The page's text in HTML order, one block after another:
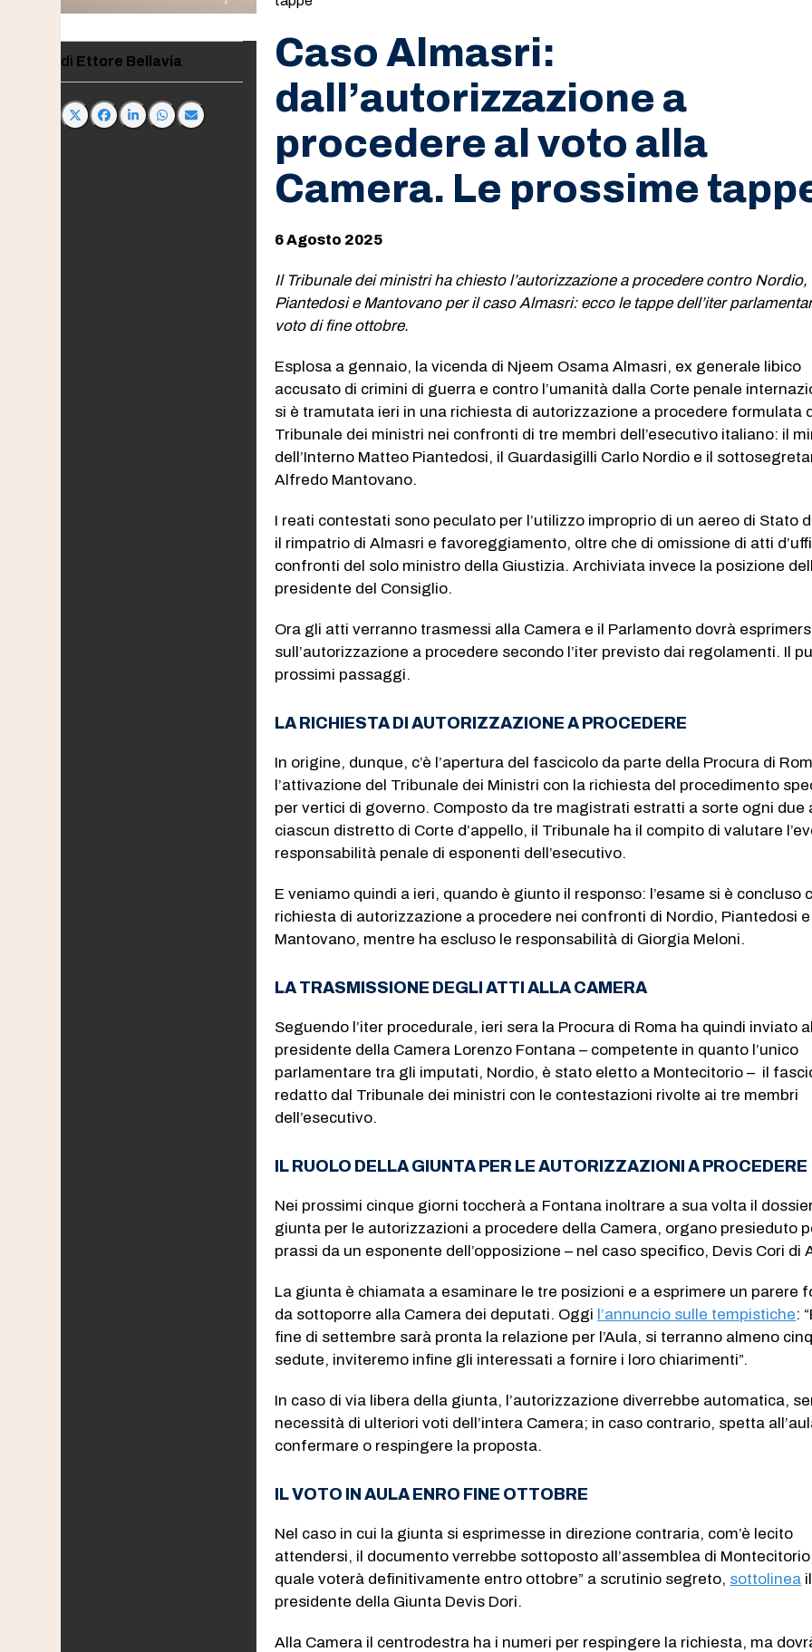
Ettore Bellavia
Caso Almasri:
dall’autorizzazione a
procedere al voto alla
Camera. Le prossime
6 Agosto 2025
Il Tribunale dei ministri ha chiesto l’autorizzazione a procedere contro Nordio,
Piantedosi e Mantovano per il caso Almasri: ecco le tappe dell’iter
voto di fine ottobre.
Esplosa a gennaio, la vicenda di Njeem Osama Almasri, ex generale libico
accusato di crimini di guerra e contro l’umanità dalla Corte penale
si è tramutata ieri in una richiesta di autorizzazione a procedere formulata
Tribunale dei ministri nei confronti di tre membri dell’esecutivo italiano: il
dell’Interno Matteo Piantedosi, il Guardasigilli Carlo Nordio e il
Alfredo Mantovano.
I reati contestati sono peculato per l’utilizzo improprio di un aereo di Stato
il rimpatrio di Almasri e favoreggiamento, oltre che di omissione di atti
confronti del solo ministro della Giustizia. Archiviata invece la posizione
presidente del Consiglio.
Ora gli atti verranno trasmessi alla Camera e il Parlamento dovrà
sull’autorizzazione a procedere secondo l’iter previsto dai regolamenti. Il
prossimi passaggi.
LA RICHIESTA DI AUTORIZZAZIONE A PROCEDERE
In origine, dunque, c’è l’apertura del fascicolo da parte della Procura di
l’attivazione del Tribunale dei Ministri con la richiesta del procedimento
per vertici di governo. Composto da tre magistrati estratti a sorte ogni due
ciascun distretto di Corte d’appello, il Tribunale ha il compito di valutare
responsabilità penale di esponenti dell’esecutivo.
E veniamo quindi a ieri, quando è giunto il responso: l’esame si è concluso
richiesta di autorizzazione a procedere nei confronti di Nordio, Piantedosi e
Mantovano, mentre ha escluso le responsabilità di Giorgia Meloni.
LA TRASMISSIONE DEGLI ATTI ALLA CAMERA
Seguendo l’iter procedurale, ieri sera la Procura di Roma ha quindi inviato al
presidente della Camera Lorenzo Fontana – competente in quanto l’unico
parlamentare tra gli imputati, Nordio, è stato eletto a Montecitorio – il
redatto dal Tribunale dei ministri con le contestazioni rivolte ai tre membri
dell’esecutivo.
IL RUOLO DELLA GIUNTA PER LE AUTORIZZAZIONI A PROCEDERE
Nei prossimi cinque giorni toccherà a Fontana inoltrare a sua volta il
giunta per le autorizzazioni a procedere della Camera, organo presieduto
prassi da un esponente dell’opposizione – nel caso specifico, Devis Cori di
La giunta è chiamata a esaminare le tre posizioni e a esprimere un parere
da sottoporre alla Camera dei deputati. Oggi l’annuncio sulle tempistiche:
fine di settembre sarà pronta la relazione per l’Aula, si terranno almeno
sedute, inviteremo infine gli interessati a fornire i loro chiarimenti”.
In caso di via libera della giunta, l’autorizzazione diverrebbe automatica,
necessità di ulteriori voti dell’intera Camera; in caso contrario, spetta
confermare o respingere la proposta.
IL VOTO IN AULA ENRO FINE OTTOBRE
Nel caso in cui la giunta si esprimesse in direzione contraria, com’è lecito
attendersi, il documento verrebbe sottoposto all’assemblea di
quale voterà definitivamente entro ottobre” a scrutinio segreto, sottolinea il
presidente della Giunta Devis Dori.
Alla Camera il centrodestra ha i numeri per respingere la richiesta, ma